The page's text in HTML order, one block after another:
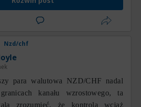
Nzd/chf
para walutowa NZD/CHF nadal
kanału wzrostowego, ta
zrozumieć, że kontrola wciąż